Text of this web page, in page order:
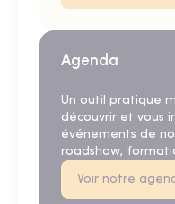
Agenda
Un outil pratique
découvrir et vous
événements de
roadshow,
Voir notre